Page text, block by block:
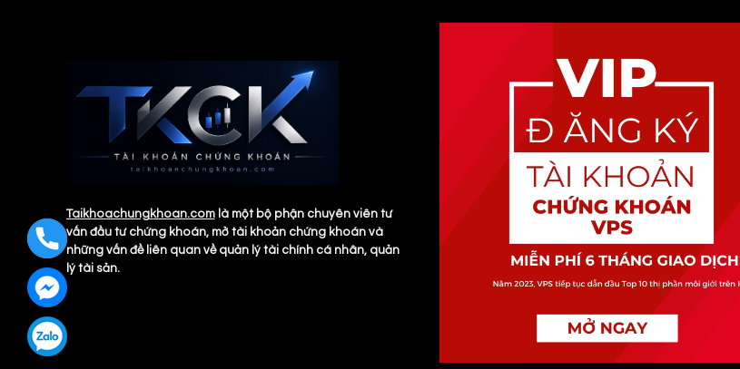
Taikhoachungkhoan.comlà một bộ phận chuyên viên tư
vấn đầu tư chứng khoán, mở tài khoản chứng khoán và
những vấn đề liên quan về quản lý tài chính cá nhân, quản
lý tài sản.